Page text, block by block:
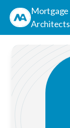
Mortgage
Architects